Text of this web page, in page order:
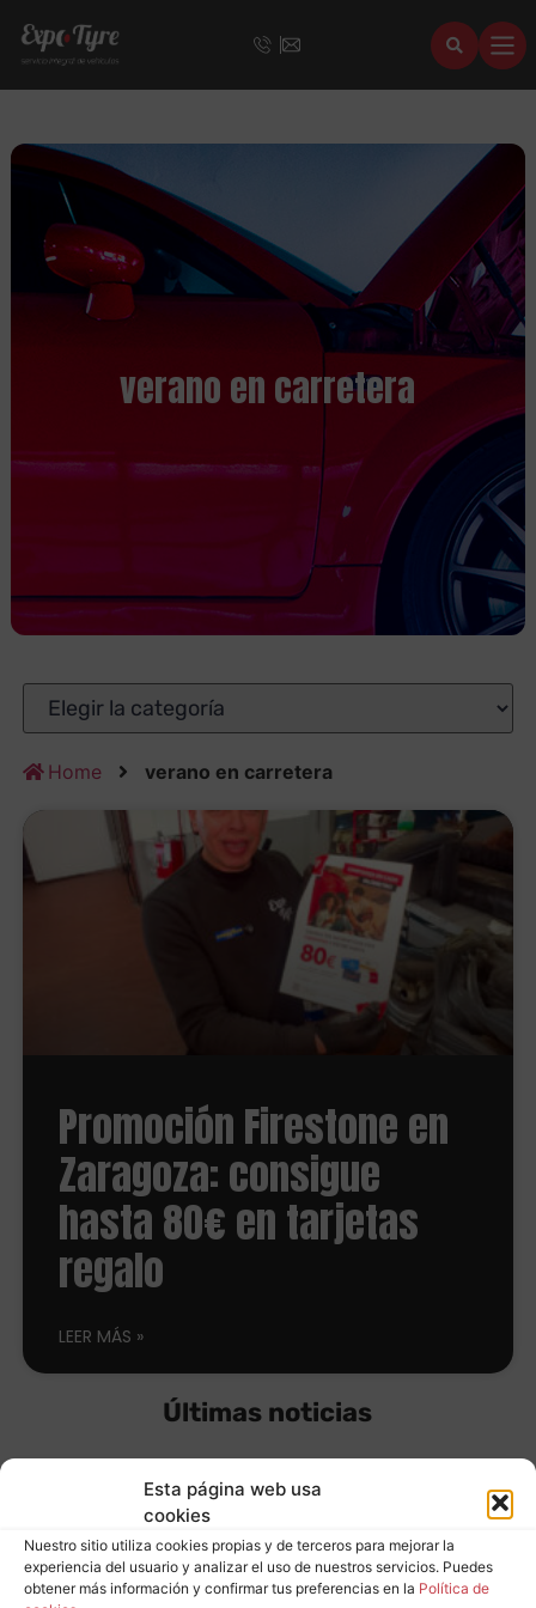
Esta página web usa
cookies
Nuestro sitio utiliza cookies propias y de terceros para mejorar la
experiencia del usuario y analizar el uso de nuestros servicios. Puedes
obtener más información y confirmar tus preferencias en la Política de
verano en carretera
Home verano en carretera
Promoción Firestone en
Zaragoza: consigue
hasta 80€ en tarjetas
regalo
LEER MÁS
Últimas noticias
Equípate con
neumáticos
Leer más